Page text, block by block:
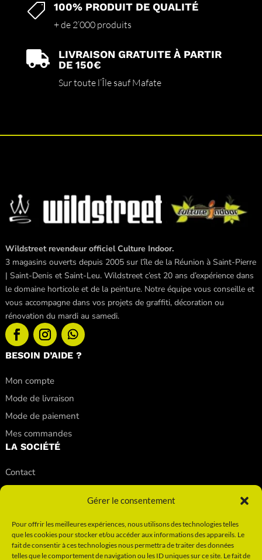
Gérer le consentement
Pour offrir les meilleures expériences, nous utilisons des technologies telles
que les cookies pour stocker et/ou accéder aux informations des appareils. Le
fait de consentir à ces technologies nous permettra de traiter des données
telles que le comportement de navigation ou les ID uniques sur ce site. Le fait de
 100% PRODUIT DE QUALITÉ
+ de 2’000 produits

LIVRAISON GRATUITE À PARTIR
DE 150€
Sur toute l’Île sauf Mafate
Wildstreet revendeur officiel Culture Indoor.
3 magasins ouverts depuis 2005 sur l’île de la Réunion à Saint-Pierre
| Saint-Denis et Saint-Leu. Wildstreet c’est 20 ans d’expérience dans
le domaine horticole et de la peinture. Notre équipe vous conseille et
vous accompagne dans vos projets de graffiti, décoration ou
rénovation du mardi au samedi.
BESOIN D’AIDE ?
Mon compte
Mode de livraison
Mode de paiement
Mes commandes
LA SOCIÉTÉ
Contact
Qui sommes-nous ?
INFORMATIONS